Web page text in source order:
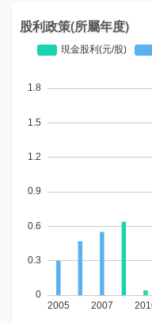
股利政策(所屬年度)